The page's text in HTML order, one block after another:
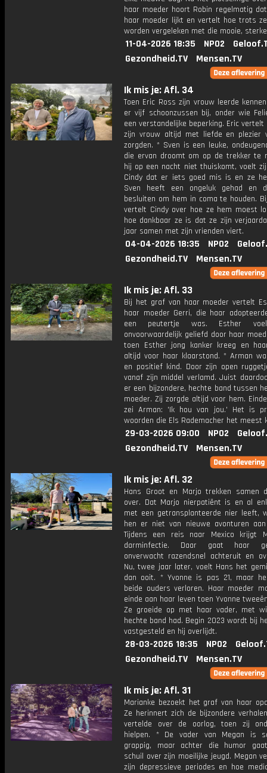
haar moeder hoort Robin regelmatig
haar moeder lijkt en vertelt hoe trots
worden vergeleken met die mooie,
11-04-2026 18:35 NPO2
Gezondheid.TV
Mensen.TV
Ik mis je: Afl. 34
Toen Eric Ross zijn vrouw leerde
er vijf schoonzussen bij, onder wie
een verstandelijke beperking. Eric vertelt
zijn vrouw altijd met liefde en plezier
zorgden. * Sven is een leuke,
die ervan droomt om op de trekker te
hij op een nacht niet thuiskomt, voelt
Cindy dat er iets goed mis is en ze
Sven heeft een ongeluk gehad en
besluiten om hem in coma te houden.
vertelt Cindy over hoe ze hem moest
hoe dankbaar ze is dat ze zijn
jaar samen met zijn vrienden viert.
04-04-2026 18:35 NPO2
Gezondheid.TV
Mensen.TV
Ik mis je: Afl. 33
Bij het graf van haar moeder vertelt
haar moeder Gerri, die haar
een peutertje was. Esther
onvoorwaardelijk geliefd door haar
toen Esther jong kanker kreeg en
altijd voor haar klaarstond. * Arman
en positief kind. Door zijn open
vanaf zijn middel verlamd. Juist
er een bijzondere, hechte band tussen
moeder. Zij zorgde altijd voor hem.
zei Arman: 'Ik hou van jou.' Het is
woorden die Els Rademacher het meest
29-03-2026 09:00 NPO2
Gezondheid.TV
Mensen.TV
Ik mis je: Afl. 32
Hans Groot en Marjo trekken samen
over. Dat Marjo nierpatiënt is en al
met een getransplanteerde nier leeft,
hen er niet van nieuwe avonturen
Tijdens een reis naar Mexico krijgt
darminfectie. Daar gaat haar
onverwacht razendsnel achteruit en
Nu, twee jaar later, voelt Hans het
dan ooit. * Yvonne is pas 21, maar
beide ouders verloren. Haar moeder
einde aan haar leven toen Yvonne
Ze groeide op met haar vader, met
hechte band had. Begin 2023 wordt bij
vastgesteld en hij overlijdt.
28-03-2026 18:35 NPO2
Gezondheid.TV
Mensen.TV
Ik mis je: Afl. 31
Marianke bezoekt het graf van haar
Ze herinnert zich de bijzondere
vertelde over de oorlog, toen zij
hielpen. * De vader van Megan is
grappig, maar achter die humor
schuil over zijn moeilijke jeugd. Megan
zijn depressieve periodes en hoe